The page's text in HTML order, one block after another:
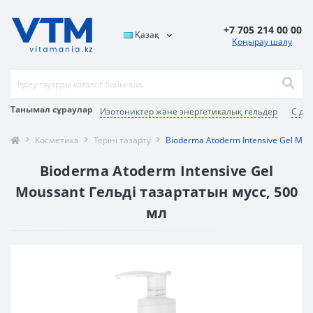
Танымал сұраулар Изотониктер және энергетикалық гельдер С
Қазақ +7 705 214 00 00
Қоңырау шалу
Косметика Теріні тазарту Bioderma Atoderm Intensive Gel
Bioderma Atoderm Intensive Gel
Moussant Гельді тазартатын мусс, 500
мл